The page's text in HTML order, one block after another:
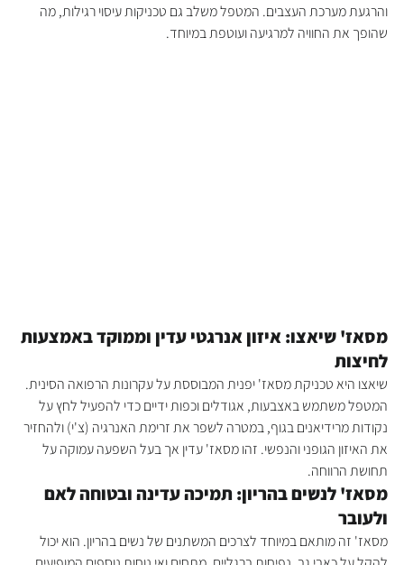
והרגעת מערכת העצבים. המטפל משלב גם טכניקות עיסוי רגילות, מה
שהופך את החוויה למרגיעה ועוטפת במיוחד.
מסאז' שיאצו: איזון אנרגטי עדין וממוקד באמצעות
לחיצות
שיאצו היא טכניקת מסאז' יפנית המבוססת על עקרונות הרפואה הסינית.
המטפל משתמש באצבעות, אגודלים וכפות ידיים כדי להפעיל לחץ על
נקודות מרידיאנים בגוף, במטרה לשפר את זרימת האנרגיה (צ'י) ולהחזיר
את האיזון הגופני והנפשי. זהו מסאז' עדין אך בעל השפעה עמוקה על
תחושת הרווחה.
מסאז' לנשים בהריון: תמיכה עדינה ובטוחה לאם
ולעובר
מסאז' זה מותאם במיוחד לצרכים המשתנים של נשים בהריון. הוא יכול